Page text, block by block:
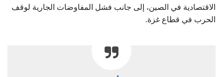
الاقتصادية في الصين، إلى جانب فشل المفاوضات الجارية لوقف
الحرب في قطاع غزة.